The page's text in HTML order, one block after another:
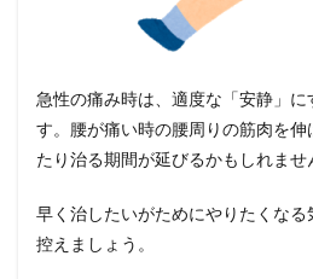
急性の痛み時は、適度な「安静」
す。腰が痛い時の腰周りの筋肉を
たり治る期間が延びるかもしれませ
早く治したいがためにやりたくなる
控えましょう。